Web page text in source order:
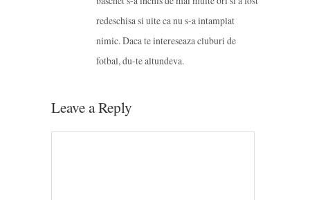
redeschisa si uite ca nu s-a intamplat
nimic. Daca te intereseaza cluburi de
fotbal, du-te altundeva.
Leave a Reply